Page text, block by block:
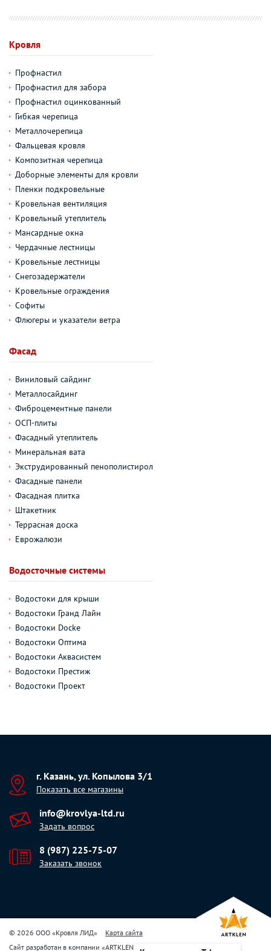
Кровля
Профнастил
Профнастил для забора
Профнастил оцинкованный
Гибкая черепица
Металлочерепица
Фальцевая кровля
Композитная черепица
Доборные элементы для кровли
Пленки подкровельные
Кровельная вентиляция
Кровельный утеплитель
Мансардные окна
Чердачные лестницы
Кровельные лестницы
Снегозадержатели
Кровельные ограждения
Софиты
Флюгеры и указатели ветра
Фасад
Виниловый сайдинг
Металлосайдинг
Фиброцементные панели
ОСП-плиты
Фасадный утеплитель
Минеральная вата
Экструдированный пенополистирол
Фасадные панели
Фасадная плитка
Штакетник
Террасная доска
Еврожалюзи
Водосточные системы
Водостоки для крыши
Водостоки Гранд Лайн
Водостоки Docke
Водостоки Оптима
Водостоки Аквасистем
Водостоки Престиж
Водостоки Проект
г. Казань, ул. Копылова 3/1
Показать все магазины
info@krovlya-ltd.ru
Задать вопрос
8 (987) 225-75-07
Заказать звонок
© 2026 ООО «Кровля ЛИД»
Карта сайта
Сайт разработан в компании «ARTKLEN